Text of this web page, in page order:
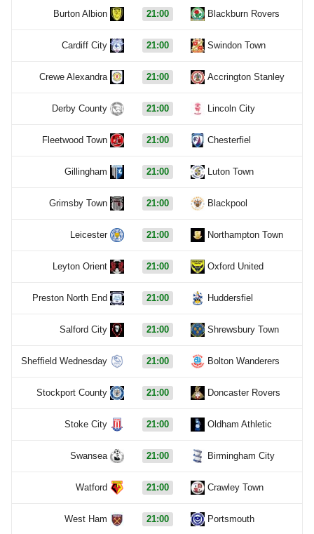
Burton Albion 21:00 Blackburn Rovers
Cardiff City 21:00 Swindon Town
Crewe Alexandra 21:00 Accrington Stanley
Derby County 21:00 Lincoln City
Fleetwood Town 21:00 Chesterfiel
Gillingham 21:00 Luton Town
Grimsby Town 21:00 Blackpool
Leicester 21:00 Northampton Town
Leyton Orient 21:00 Oxford United
Preston North End 21:00 Huddersfiel
Salford City 21:00 Shrewsbury Town
Sheffield Wednesday 21:00 Bolton Wanderers
Stockport County 21:00 Doncaster Rovers
Stoke City 21:00 Oldham Athletic
Swansea 21:00 Birmingham City
Watford 21:00 Crawley Town
West Ham 21:00 Portsmouth